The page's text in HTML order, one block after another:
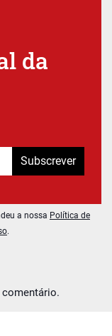
comentário.
da
Subscrever
a nossa Política de
.